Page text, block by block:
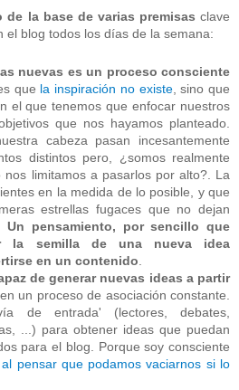
de la base de varias premisas clave
el blog todos los días de la semana:
nuevas es un proceso consciente
que la inspiración no existe, sino que
el que tenemos que enfocar nuestros
que nos hayamos planteado.
cabeza pasan incesantemente
distintos pero, ¿somos realmente
nos limitamos a pasarlos por alto?. La
en la medida de lo posible, y que
estrellas fugaces que no dejan
Un pensamiento, por sencillo que
la semilla de una nueva idea
en un contenido
de generar nuevas ideas a partir
, en un proceso de asociación constante.
de entrada' (lectores, debates,
...) para obtener ideas que puedan
para el blog. Porque soy consciente
pensar que podamos vaciarnos si lo